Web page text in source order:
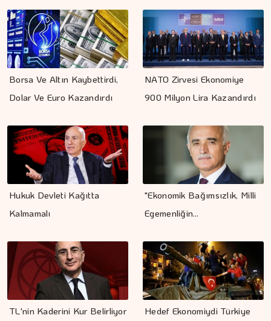
Borsa Ve Altın Kaybettirdi,
Dolar Ve Euro Kazandırdı
NATO Zirvesi Ekonomiye
900 Milyon Lira Kazandırdı
Hukuk Devleti Kağıtta
Kalmamalı
"Ekonomik Bağımsızlık, Milli
Egemenliğin…
TL'nin Kaderini Kur Belirliyor
Hedef Ekonomiydi Türkiye